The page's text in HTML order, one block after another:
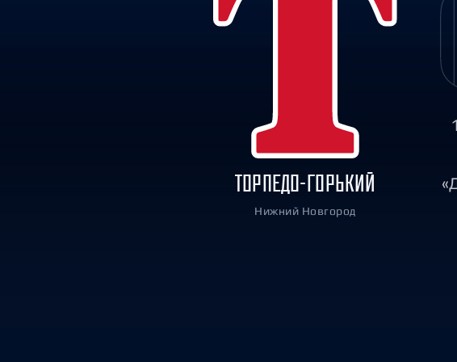
Локомотив
ТОРПЕДО-ГОРЬКИЙ
Нижний Новгород